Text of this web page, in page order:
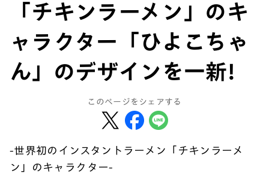
「チキンラーメン」のキ
ャラクター「ひよこちゃ
ん」のデザインを一新!
このページをシェアする
-世界初のインスタントラーメン「チキンラーメ
ン」のキャラクター-